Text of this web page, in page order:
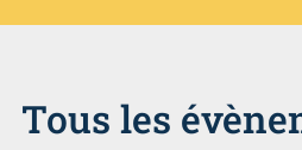
Tous les